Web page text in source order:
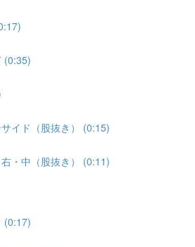
(0:35)
イド（股抜き） (0:15)
・中（股抜き） (0:11)
(0:17)